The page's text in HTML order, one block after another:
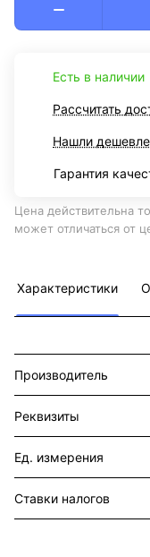
Есть в наличии
Рассчитать
Нашли
Гарантия
Цена действительна
может отличаться от
Характеристики
Производитель
Реквизиты
Ед. измерения
Ставки налогов